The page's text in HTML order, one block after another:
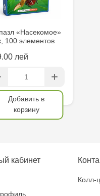
Multistore
Jucărenia
«Насекомое»
100 элементов
лей
Добавить в
корзину
кабинет
Колл-